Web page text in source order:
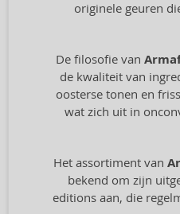
originele geuren
De filosofie van
de kwaliteit van
oosterse tonen en
wat zich uit in
Het assortiment van
bekend om zijn
editions aan, die